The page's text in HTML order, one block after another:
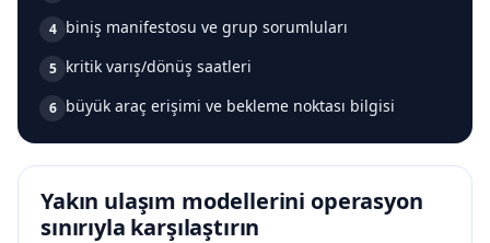
4 biniş manifestosu ve grup sorumluları
5 kritik varış/dönüş saatleri
6 büyük araç erişimi ve bekleme noktası bilgisi
Yakın ulaşım modellerini operasyon
sınırıyla karşılaştırın